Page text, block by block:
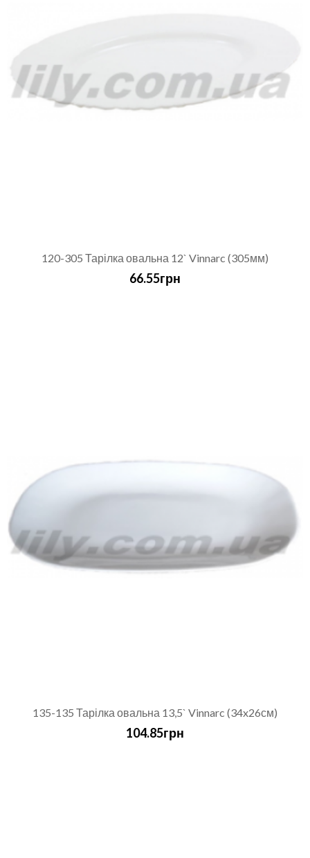
120-305 Тарілка овальна 12` Vinnarc (305мм)
66.55грн
135-135 Тарілка овальна 13,5` Vinnarc (34x26см)
104.85грн